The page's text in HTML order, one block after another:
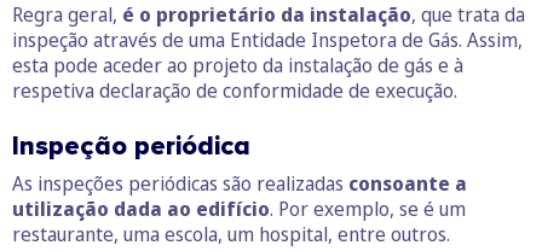
Regra geral, é o proprietário da instalação, que trata da
inspeção através de uma Entidade Inspetora de Gás. Assim,
esta pode aceder ao projeto da instalação de gás e à
respetiva declaração de conformidade de execução.
Inspeção periódica
As inspeções periódicas são realizadas consoante a
utilização dada ao edifício. Por exemplo, se é um
restaurante, uma escola, um hospital, entre outros.